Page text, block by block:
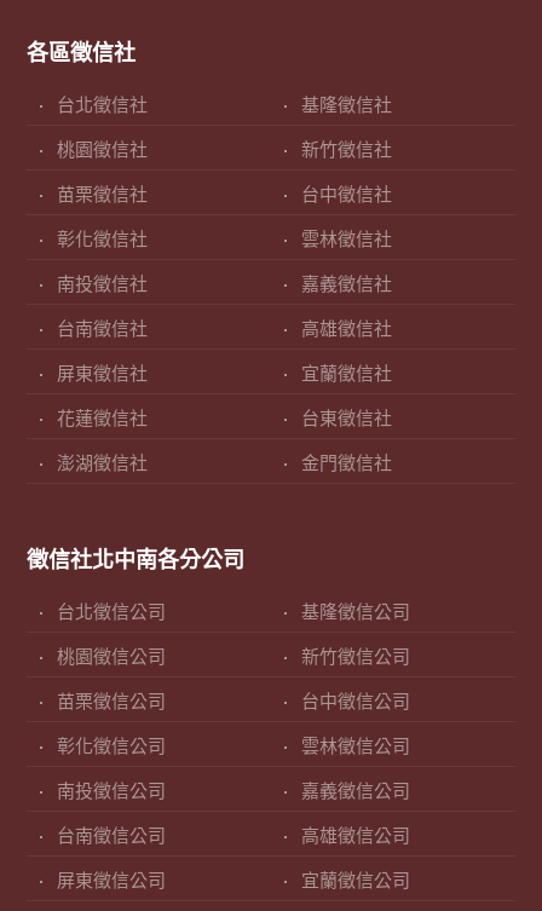
各區徵信社
台北徵信社 基隆徵信社
桃園徵信社 新竹徵信社
苗栗徵信社 台中徵信社
彰化徵信社 雲林徵信社
南投徵信社 嘉義徵信社
台南徵信社 高雄徵信社
屏東徵信社 宜蘭徵信社
花蓮徵信社 台東徵信社
澎湖徵信社 金門徵信社
徵信社北中南各分公司
台北徵信公司 基隆徵信公司
桃園徵信公司 新竹徵信公司
苗栗徵信公司 台中徵信公司
彰化徵信公司 雲林徵信公司
南投徵信公司 嘉義徵信公司
台南徵信公司 高雄徵信公司
屏東徵信公司 宜蘭徵信公司